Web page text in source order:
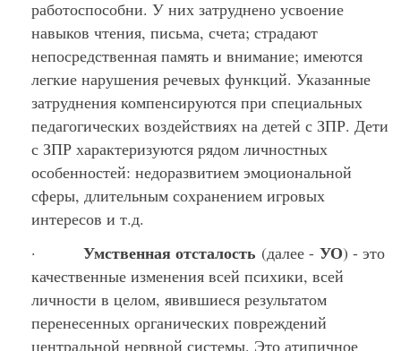
работоспособни. У них затруднено усвоение
навыков чтения, письма, счета; страдают
непосредственная память и внимание; имеются
легкие нарушения речевых функций. Указанные
затруднения компенсируются при специальных
педагогических воздействиях на детей с ЗПР. Дети
с ЗПР характеризуются рядом личностных
особенностей: недоразвитием эмоциональной
сферы, длительным сохранением игровых
интересов и т.д.
· Умственная отсталость (далее - УО) - это
качественные изменения всей психики, всей
личности в целом, явившиеся результатом
перенесенных органических повреждений
центральной нервной системы. Это атипичное